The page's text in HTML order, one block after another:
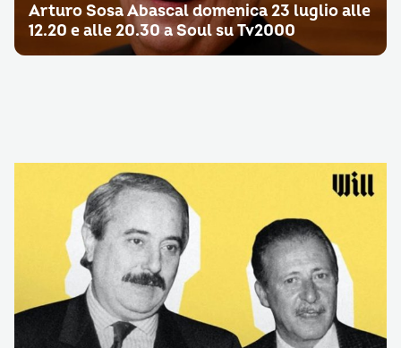
Arturo Sosa Abascal domenica 23 luglio alle
12.20 e alle 20.30 a Soul su Tv2000